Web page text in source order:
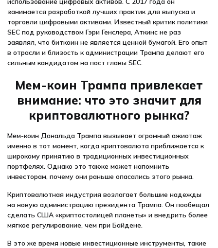
занимается разработкой лучших практик для выпуска и
торговли цифровыми активами. Известный критик политики
SEC под руководством Гэри Генслера, Аткинс не раз
заявлял, что биткоин не является ценной бумагой. Его опыт
в отрасли и близость к администрации Трампа делают его
сильным кандидатом на пост главы SEC.
Мем-коин Трампа привлекает
внимание: что это значит для
криптовалютного рынка?
Мем-коин Дональда Трампа вызывает огромный ажиотаж
именно в тот момент, когда криптовалюта приближается к
широкому принятию в традиционных инвестиционных
портфелях. Однако это также может напомнить
инвесторам, почему они раньше опасались этого рынка.
Криптовалютная индустрия возлагает большие надежды
на новую администрацию президента Трампа. Он пообещал
сделать США «криптостолицей планеты» и внедрить более
мягкое регулирование, чем при Байдене.
В это же время новые инвестиционные инструменты, такие